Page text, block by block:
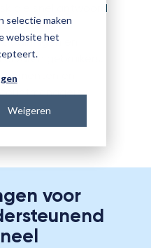
selectie maken
website het
Weigeren
die snel antwoord
trainingen en
gebruikers.
en
voor